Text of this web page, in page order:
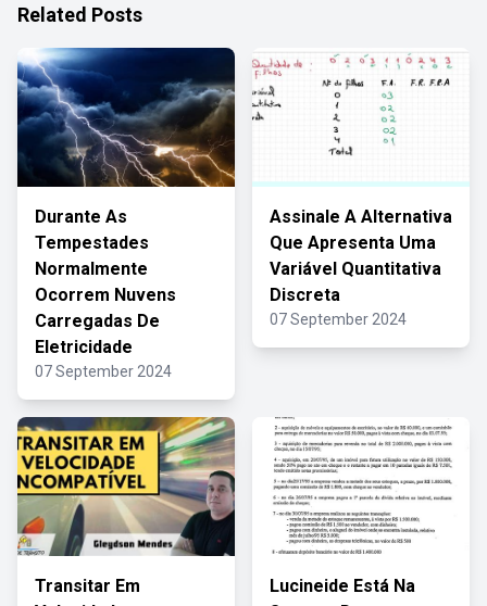
Related Posts
Durante As
Tempestades
Normalmente
Ocorrem Nuvens
Carregadas De
Eletricidade
07 September 2024
Assinale A Alternativa
Que Apresenta Uma
Variável Quantitativa
Discreta
07 September 2024
Transitar Em
Lucineide Está Na